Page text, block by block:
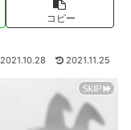
コピー
2021.10.28 2021.11.25